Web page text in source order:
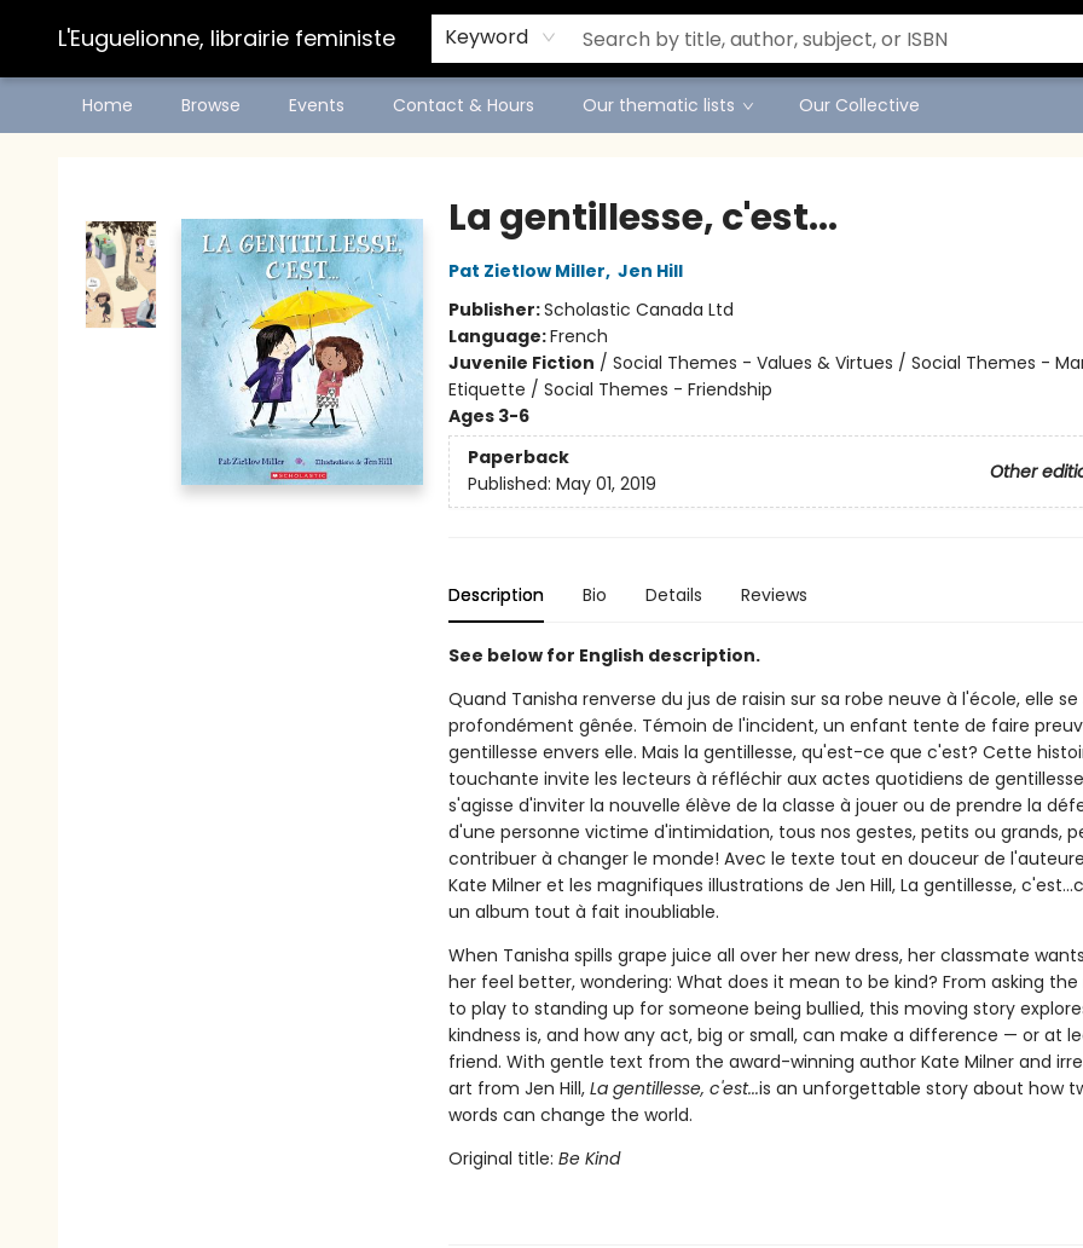
L'Euguelionne, librairie feministe Keyword
Home Browse Events Contact & Hours Our thematic lists Our Collective
La gentillesse, c'est...
Pat Zietlow Miller, Jen Hill
Publisher:Scholastic Canada Ltd
Language:French
Juvenile Fiction / Social Themes - Values & Virtues / Social Themes -
Etiquette / Social Themes - Friendship
Ages 3-6
Paperback
Other
Published: May 01, 2019
Description Bio Details Reviews
See below for English description.
Quand Tanisha renverse du jus de raisin sur sa robe neuve à l'école, elle
profondément gênée. Témoin de l'incident, un enfant tente de faire
gentillesse envers elle. Mais la gentillesse, qu'est-ce que c'est? Cette
touchante invite les lecteurs à réfléchir aux actes quotidiens de
s'agisse d'inviter la nouvelle élève de la classe à jouer ou de prendre la
d'une personne victime d'intimidation, tous nos gestes, petits ou grands,
contribuer à changer le monde! Avec le texte tout en douceur de
Kate Milner et les magnifiques illustrations de Jen Hill, La gentillesse,
un album tout à fait inoubliable.
When Tanisha spills grape juice all over her new dress, her classmate
her feel better, wondering: What does it mean to be kind? From asking the
to play to standing up for someone being bullied, this moving story
kindness is, and how any act, big or small, can make a difference — or at
friend. With gentle text from the award-winning author Kate Milner and
art from Jen Hill, La gentillesse, c'est...is an unforgettable story about how
words can change the world.
Original title: Be Kind